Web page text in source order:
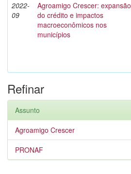
2022-
09
Agroamigo Crescer: expansão
do crédito e impactos
macroeconômicos nos
municípios
Refinar
Assunto
Agroamigo Crescer
PRONAF